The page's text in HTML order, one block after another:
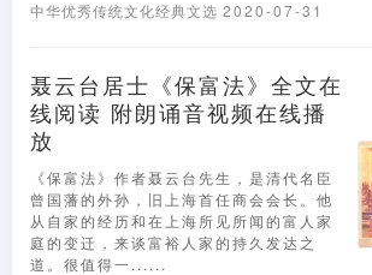
中华优秀传统文化经典文选 2020-07-31
聂云台居士《保富法》全文在
线阅读 附朗诵音视频在线播
放
《保富法》作者聂云台先生，是清代名臣
曾国藩的外孙，旧上海首任商会会长。他
从自家的经历和在上海所见所闻的富人家
庭的变迁，来谈富裕人家的持久发达之
道。很值得一......